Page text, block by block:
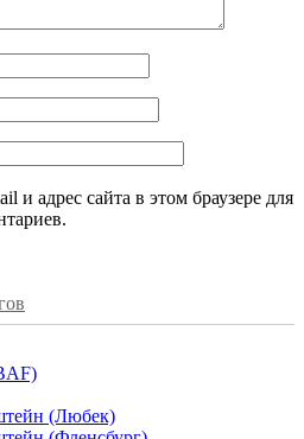
и адрес сайта в этом браузере для
(Любек)